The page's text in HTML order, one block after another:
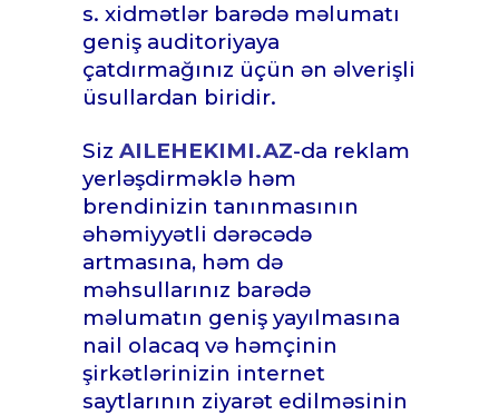
s. xidmətlər barədə məlumatı
geniş auditoriyaya
çatdırmağınız üçün ən əlverişli
üsullardan biridir.
Siz AILEHEKIMI.AZ-da reklam
yerləşdirməklə həm
brendinizin tanınmasının
əhəmiyyətli dərəcədə
artmasına, həm də
məhsullarınız barədə
məlumatın geniş yayılmasına
nail olacaq və həmçinin
şirkətlərinizin internet
saytlarının ziyarət edilməsinin